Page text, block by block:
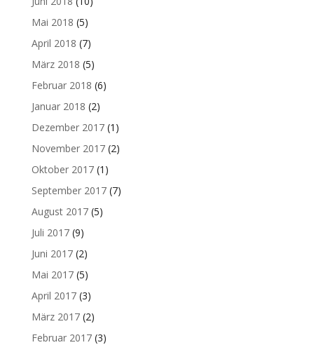
Mai 2018 (5)
April 2018 (7)
März 2018 (5)
Februar 2018 (6)
Januar 2018 (2)
Dezember 2017(1)
November 2017(2)
Oktober 2017(1)
September 2017(7)
August 2017(5)
Juli 2017(9)
Juni 2017(2)
Mai 2017(5)
April 2017(3)
März 2017(2)
Februar 2017(3)